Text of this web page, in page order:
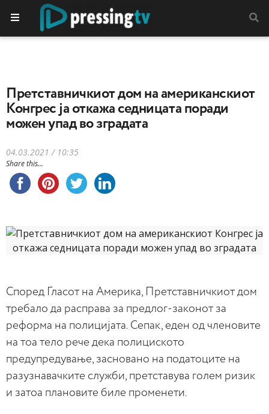
Претставничкиот дом на американскиот
Конгрес ја откажа седницата поради
можен упад во зградата
04.03.2021 / 10:35
Share this...
Според Гласот на Америка, Претставничкиот дом
требало да расправа за предлог-законот за
реформа на полицијата. Сепак, еден од членовите
на тоа тело рече дека полициското
предупредување, засновано на податоците на
разузнавачките служби, претставува голем ризик
и затоа плановите биле променети.